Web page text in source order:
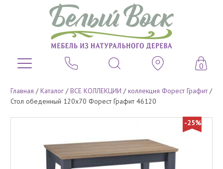
0
Главная /Каталог /ВСЕ КОЛЛЕКЦИИ /коллекция Форест Графит/
Стол обеденный 120х70 Форест Графит 46120
-25%